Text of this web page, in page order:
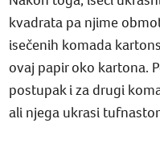
kvadrata pa njime
isečenih komada
ovaj papir oko kartona.
postupak i za drugi
ali njega ukrasi